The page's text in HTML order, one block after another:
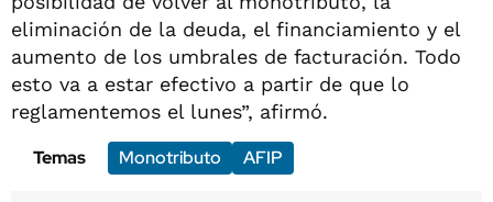
eliminación de la deuda, el financiamiento y el
aumento de los umbrales de facturación. Todo
esto va a estar efectivo a partir de que lo
reglamentemos el lunes”, afirmó.
Temas
Monotributo AFIP